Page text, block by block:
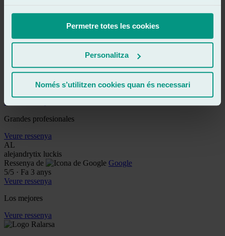
Permetre totes les cookies
Personalitza
Només s’utilitzen cookies quan és necessari
/5· Fa 1 any
Profesionales de los pies a la cabeza! Puntualidad y formalidad 🔝
ML
marienca leyva
Ressenya de
Google
Veure ressenya
Grandes profesionales
Veure ressenya
AL
alejandrytix luckis
Ressenya de
Google
5/5 · Fa 3 anys
Veure ressenya
Los mejores
Veure ressenya